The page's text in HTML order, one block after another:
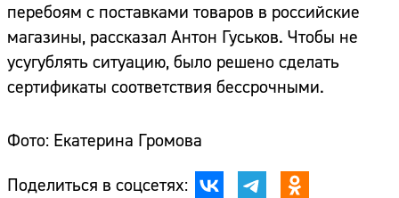
перебоям с поставками товаров в российские
магазины, рассказал Антон Гуськов. Чтобы не
усугублять ситуацию, было решено сделать
сертификаты соответствия бессрочными.
Фото: Екатерина Громова
Поделиться в соцсетях: